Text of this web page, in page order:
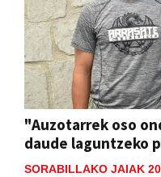
"Auzotarrek oso
daude laguntzeko
SORABILLAKO JAIAK